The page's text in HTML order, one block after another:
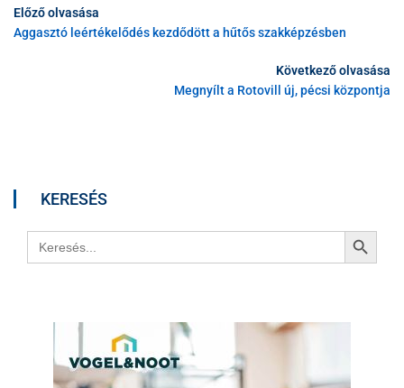
Előző olvasása
Aggasztó leértékelődés kezdődött a hűtős szakképzésben
Következő olvasása
Megnyílt a Rotovill új, pécsi központja
KERESÉS
Search
for:
Search Button